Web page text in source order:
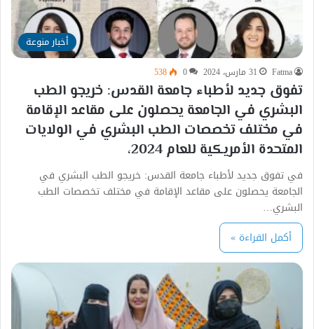
أخبار منوعة
Fatma 31 مارس، 2024 0
538
تفوق جديد لأطباء جامعة القدس: خريجو الطب
البشري في الجامعة يحصلون على مقاعد الإقامة
في مختلف تخصصات الطب البشري في الولايات
المتحدة الأمريكية للعام 2024،
في تفوق جديد لأطباء جامعة القدس: خريجو الطب البشري في
الجامعة يحصلون على مقاعد الإقامة في مختلف تخصصات الطب
البشري…
أكمل القراءة »